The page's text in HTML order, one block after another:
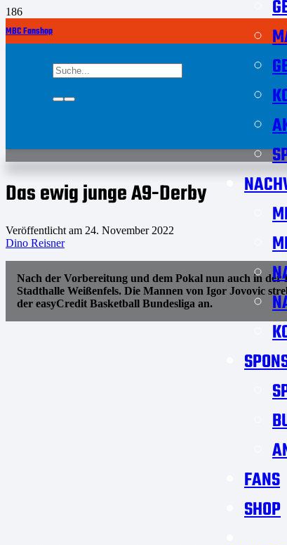
MBC Fanshop
FANS
SHOP
Das ewig junge A9-Derby
Veröffentlicht am 24. November 2022
Dino Reisner
Nach der Vorbereitung und dem Pokal nun auch in
Stadthalle Weißenfels. Die Mannen von Igor Jovovic
der easyCredit Basketball Bundesliga an.